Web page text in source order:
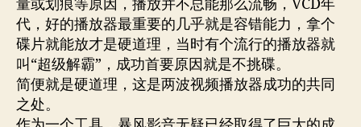
量或划痕等原因，播放并不总能那么流畅，VCD年
代，好的播放器最重要的几乎就是容错能力，拿个
碟片就能放才是硬道理，当时有个流行的播放器就
叫“超级解霸”，成功首要原因就是不挑碟。
简便就是硬道理，这是两波视频播放器成功的共同
之处。